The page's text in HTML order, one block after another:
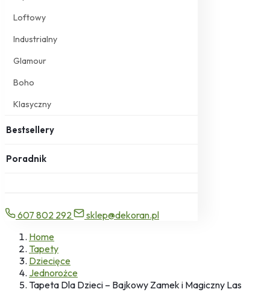
Loftowy
Industrialny
Glamour
Boho
Klasyczny
Bestsellery
Poradnik
607 802 292
sklep@dekoran.pl
Home
Tapety
Dziecięce
Jednorożce
Tapeta Dla Dzieci – Bajkowy Zamek i Magiczny Las